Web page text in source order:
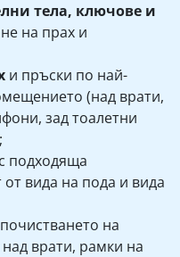
тела, ключове и
на прах и
и пръски по най-
(над врати,
зад тоалетни
с подходяща
вида на пода и вида
на
над врати, рамки на